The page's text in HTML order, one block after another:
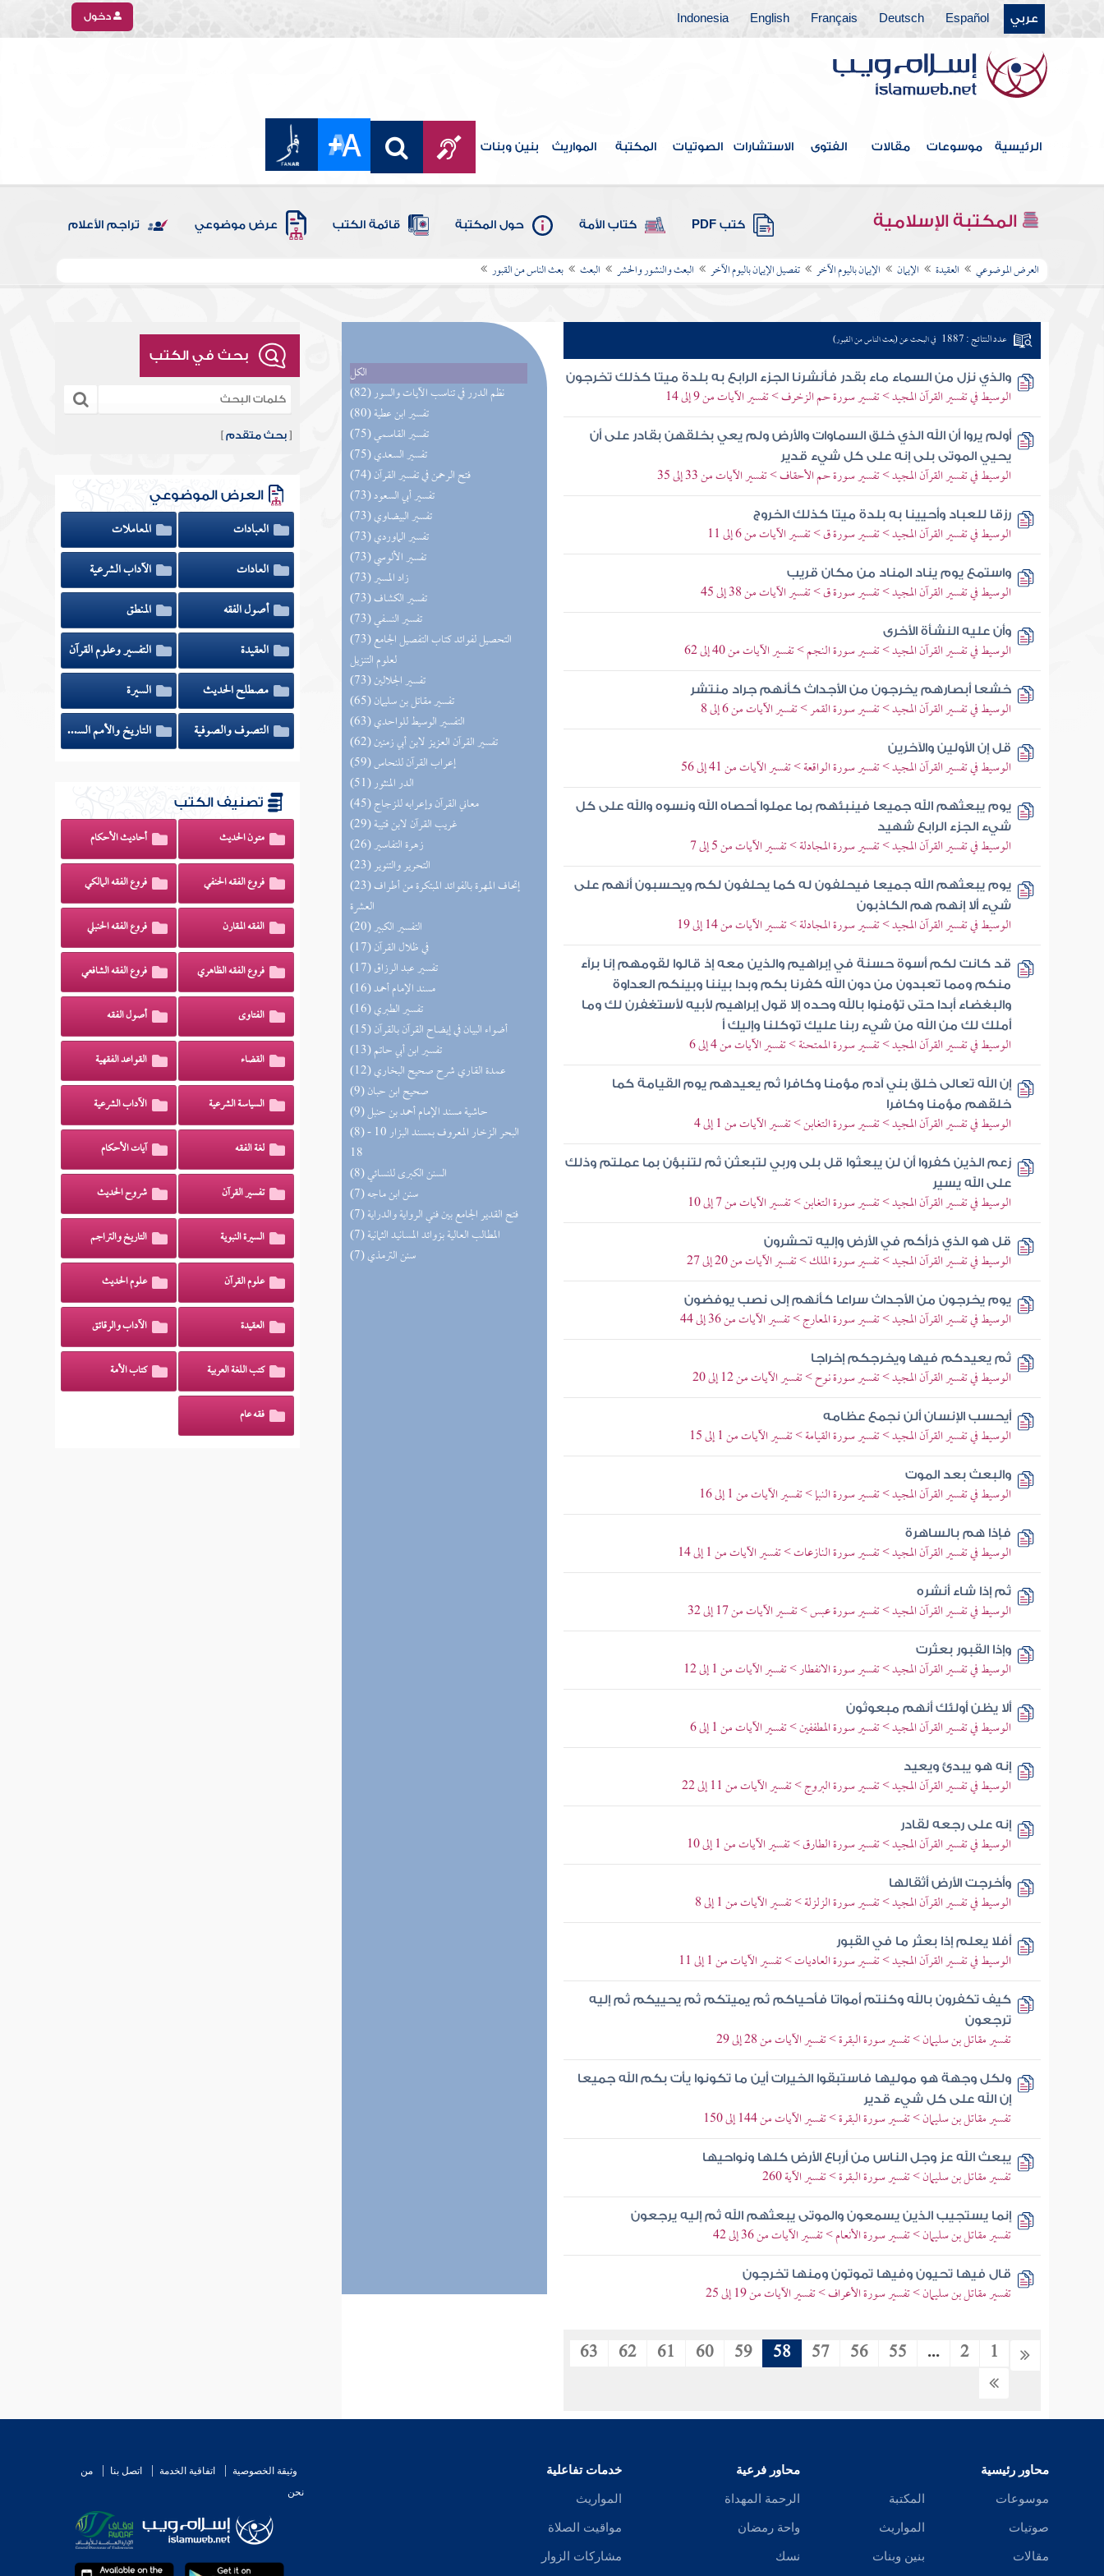
عربي Español
Deutsch
Français
English
Indonesia دخول
الرئيسية موسوعات مقالات الفتوى الاستشارات الصوتيات المكتبة المواريث بنين وبنات
المكتبة الإسلامية كتب PDF كتاب الأمة حول المكتبة قائمة الكتب عرض موضوعي تراجم الأعلام
العرض الموضوعي العقيدة الإيمان الإيمان باليوم الآخر تفصيل الإيمان باليوم الآخر البعث والنشور والحشر البعث بعث الناس من القبور
الكل
(82) نظم الدرر في تناسب الآيات والسور
(80) تفسير ابن عطية
(75) تفسير القاسمي
(75) تفسير السعدي
(74) فتح الرحمن في تفسير القرآن
(73) تفسير أبي السعود
(73) تفسير البيضاوي
(73) تفسير الماوردي
(73) تفسير الألوسي
(73) زاد المسير
(73) تفسير الكشاف
(73) تفسير النسفي
(73) التحصيل لفوائد كتاب التفصيل الجامع
لعلوم التنزيل
(73) تفسير الجلالين
(65) تفسير مقاتل بن سليمان
(63) التفسير الوسيط للواحدي
(62) تفسير القرآن العزيز لابن أبي زمنين
(59) إعراب القرآن للنحاس
(51) الدر المنثور
(45) معاني القرآن وإعرابه للزجاج
(29) غريب القرآن لابن قتيبة
(26) زهرة التفاسير
(23) التحرير والتنوير
(23) إتحاف المهرة بالفوائد المبتكرة من أطراف
العشرة
(20) التفسير الكبير
(17) في ظلال القرآن
(17) تفسير عبد الرزاق
(16) مسند الإمام أحمد
(16) تفسير الطبري
(15) أضواء البيان في إيضاح القرآن بالقرآن
(13) تفسير ابن أبي حاتم
(12) عمدة القاري شرح صحيح البخاري
(9) صحيح ابن حبان
(9) حاشية مسند الإمام أحمد بن حنبل
(8) البحر الزخار المعروف بمسند البزار 10 -
18
(8) السنن الكبرى للنسائي
(7) سنن ابن ماجه
(7) فتح القدير الجامع بين فني الرواية والدراية
(7) المطالب العالية بزوائد المسانيد الثمانية
(7) سنن الترمذي
عدد النتائج : 1887 في البحث عن (بعث الناس من القبور)
والذي نزل من السماء ماء بقدر فأنشرنا الجزء الرابع به بلدة ميتا كذلك تخرجون
الوسيط في تفسير القرآن المجيد > تفسير سورة حم الزخرف > تفسير الآيات من 9 إلى 14
أولم يروا أن الله الذي خلق السماوات والأرض ولم يعي بخلقهن بقادر على أن
يحيي الموتى بلى إنه على كل شيء قدير
الوسيط في تفسير القرآن المجيد > تفسير سورة حم الأحقاف > تفسير الآيات من 33 إلى 35
رزقا للعباد وأحيينا به بلدة ميتا كذلك الخروج
الوسيط في تفسير القرآن المجيد > تفسير سورة ق > تفسير الآيات من 6 إلى 11
واستمع يوم يناد المناد من مكان قريب
الوسيط في تفسير القرآن المجيد > تفسير سورة ق > تفسير الآيات من 38 إلى 45
وأن عليه النشأة الأخرى
الوسيط في تفسير القرآن المجيد > تفسير سورة النجم > تفسير الآيات من 40 إلى 62
خشعا أبصارهم يخرجون من الأجداث كأنهم جراد منتشر
الوسيط في تفسير القرآن المجيد > تفسير سورة القمر > تفسير الآيات من 6 إلى 8
قل إن الأولين والآخرين
الوسيط في تفسير القرآن المجيد > تفسير سورة الواقعة > تفسير الآيات من 41 إلى 56
يوم يبعثهم الله جميعا فينبئهم بما عملوا أحصاه الله ونسوه والله على كل
شيء الجزء الرابع شهيد
الوسيط في تفسير القرآن المجيد > تفسير سورة المجادلة > تفسير الآيات من 5 إلى 7
يوم يبعثهم الله جميعا فيحلفون له كما يحلفون لكم ويحسبون أنهم على
شيء ألا إنهم هم الكاذبون
الوسيط في تفسير القرآن المجيد > تفسير سورة المجادلة > تفسير الآيات من 14 إلى 19
قد كانت لكم أسوة حسنة في إبراهيم والذين معه إذ قالوا لقومهم إنا برآء
منكم ومما تعبدون من دون الله كفرنا بكم وبدا بيننا وبينكم العداوة
والبغضاء أبدا حتى تؤمنوا بالله وحده إلا قول إبراهيم لأبيه لأستغفرن لك وما
أملك لك من الله من شيء ربنا عليك توكلنا وإليك أ
الوسيط في تفسير القرآن المجيد > تفسير سورة الممتحنة > تفسير الآيات من 4 إلى 6
إن الله تعالى خلق بني آدم مؤمنا وكافرا ثم يعيدهم يوم القيامة كما
خلقهم مؤمنا وكافرا
الوسيط في تفسير القرآن المجيد > تفسير سورة التغابن > تفسير الآيات من 1 إلى 4
زعم الذين كفروا أن لن يبعثوا قل بلى وربي لتبعثن ثم لتنبؤن بما عملتم وذلك
على الله يسير
الوسيط في تفسير القرآن المجيد > تفسير سورة التغابن > تفسير الآيات من 7 إلى 10
قل هو الذي ذرأكم في الأرض وإليه تحشرون
الوسيط في تفسير القرآن المجيد > تفسير سورة الملك > تفسير الآيات من 20 إلى 27
يوم يخرجون من الأجداث سراعا كأنهم إلى نصب يوفضون
الوسيط في تفسير القرآن المجيد > تفسير سورة المعارج > تفسير الآيات من 36 إلى 44
ثم يعيدكم فيها ويخرجكم إخراجا
الوسيط في تفسير القرآن المجيد > تفسير سورة نوح > تفسير الآيات من 12 إلى 20
أيحسب الإنسان ألن نجمع عظامه
الوسيط في تفسير القرآن المجيد > تفسير سورة القيامة > تفسير الآيات من 1 إلى 15
والبعث بعد الموت
الوسيط في تفسير القرآن المجيد > تفسير سورة النبإ > تفسير الآيات من 1 إلى 16
فإذا هم بالساهرة
الوسيط في تفسير القرآن المجيد > تفسير سورة النازعات > تفسير الآيات من 1 إلى 14
ثم إذا شاء أنشره
الوسيط في تفسير القرآن المجيد > تفسير سورة عبس > تفسير الآيات من 17 إلى 32
وإذا القبور بعثرت
الوسيط في تفسير القرآن المجيد > تفسير سورة الانفطار > تفسير الآيات من 1 إلى 12
ألا يظن أولئك أنهم مبعوثون
الوسيط في تفسير القرآن المجيد > تفسير سورة المطففين > تفسير الآيات من 1 إلى 6
إنه هو يبدئ ويعيد
الوسيط في تفسير القرآن المجيد > تفسير سورة البروج > تفسير الآيات من 11 إلى 22
إنه على رجعه لقادر
الوسيط في تفسير القرآن المجيد > تفسير سورة الطارق > تفسير الآيات من 1 إلى 10
وأخرجت الأرض أثقالها
الوسيط في تفسير القرآن المجيد > تفسير سورة الزلزلة > تفسير الآيات من 1 إلى 8
أفلا يعلم إذا بعثر ما في القبور
الوسيط في تفسير القرآن المجيد > تفسير سورة العاديات > تفسير الآيات من 1 إلى 11
كيف تكفرون بالله وكنتم أمواتا فأحياكم ثم يميتكم ثم يحييكم ثم إليه
ترجعون
تفسير مقاتل بن سليمان > تفسير سورة البقرة > تفسير الآيات من 28 إلى 29
ولكل وجهة هو موليها فاستبقوا الخيرات أين ما تكونوا يأت بكم الله جميعا
إن الله على كل شيء قدير
تفسير مقاتل بن سليمان > تفسير سورة البقرة > تفسير الآيات من 144 إلى 150
يبعث الله عز وجل الناس من أرباع الأرض كلها ونواحيها
تفسير مقاتل بن سليمان > تفسير سورة البقرة > تفسير الآية 260
إنما يستجيب الذين يسمعون والموتى يبعثهم الله ثم إليه يرجعون
تفسير مقاتل بن سليمان > تفسير سورة الأنعام > تفسير الآيات من 36 إلى 42
قال فيها تحيون وفيها تموتون ومنها تخرجون
تفسير مقاتل بن سليمان > تفسير سورة الأعراف > تفسير الآيات من 19 إلى 25
1
2
...
55
56
57
58
59
60
61
62
63
بحث في الكتب
[بحث متقدم ]
العرض الموضوعي
العبادات
المعاملات
العادات
الآداب الشرعية
أصول الفقه
المنطق
العقيدة
التفسير وعلوم القرآن
مصطلح الحديث
السيرة
التصوف والصوفية
التاريخ والأمم السابقة
تصنيف الكتب
متون الحديث أحاديث الأحكام
فروع الفقه الحنفي فروع الفقه المالكي
الفقه المقارن فروع الفقه الحنبلي
فروع الفقه الظاهري فروع الفقه الشافعي
الفتاوى أصول الفقه
القضاء القواعد الفقهية
السياسة الشرعية الآداب الشرعية
لغة الفقه آيات الأحكام
تفسير القرآن شروح الحديث
السيرة النبوية التاريخ والتراجم
علوم القرآن علوم الحديث
العقيدة الآداب والرقائق
كتب اللغة العربية كتاب الأمة
فقه عام
محاور رئيسية
موسوعات
صوتيات
مقالات
المكتبة
المواريث
بنين وبنات
محاور فرعية
الرحمة المهداة
واحة رمضان
نسك
خدمات تفاعلية
المواريث
مواقيت الصلاة
مشاركات الزوار
وثيقة الخصوصية اتفاقية الخدمة اتصل بنا
من
نحن